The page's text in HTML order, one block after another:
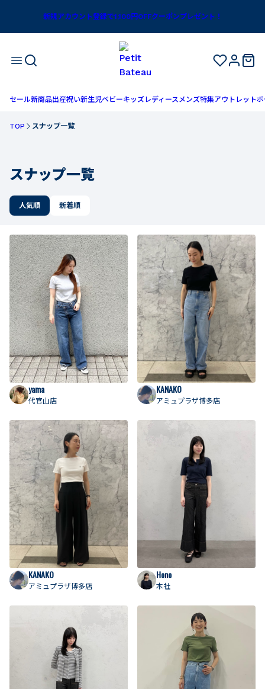
新規アカウント登録で1,100円OFFクーポンプレゼント！
セール新商品出産祝い新生児ベビーキッズ レディースメンズ特集アウトレットボ
TOP スナップ一覧
スナップ一覧
人気順 新着順
yama
代官山店
KANAKO
アミュプラザ博多店
KANAKO
アミュプラザ博多店
Hono
本社